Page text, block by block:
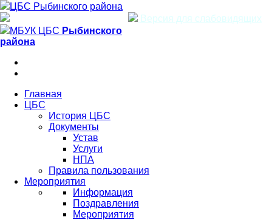
ЦБС Рыбинского района
Версия для слабовидящих
МБУК ЦБС Рыбинского
района
Главная
ЦБС
История ЦБС
Документы
Устав
Услуги
НПА
Правила пользования
Мероприятия
Информация
Поздравления
Мероприятия